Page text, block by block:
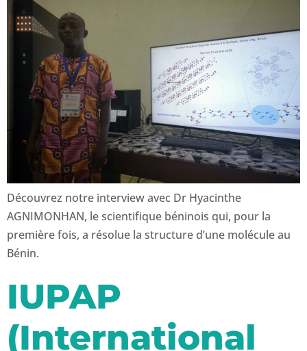
Découvrez notre interview avec Dr Hyacinthe
AGNIMONHAN, le scientifique béninois qui, pour la
première fois, a résolue la structure d’une molécule au
Bénin.
IUPAP
(International